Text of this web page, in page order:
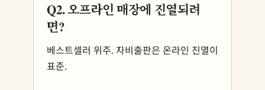
Q2. 오프라인 매장에 진열되려
면?
베스트셀러 위주. 자비출판은 온라인 진열이
표준.